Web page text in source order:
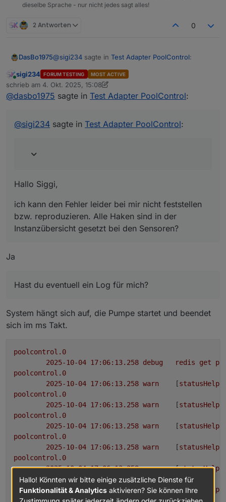
dieselbe Sprache - nur nicht jedes sagt alles!
2 Antworten 0
DasBo1975@sigi234 sagte in Test Adapter PoolControl:
@dasbo1975
Aussensensor wird nicht erkannt:
Hallo Siggi,
ich kann den Fehler leider bei mir nicht feststellen
bzw. reproduzieren. Alle Haken sind in der
Online
sigi234 FORUM TESTING MOST ACTIVE
schrieb am 4. Okt. 2025, 15:08
zuletzt editiert von sigi23410. Apr. 2025, 17:25
@dasbo1975 sagte in Test Adapter PoolControl:
@sigi234 sagte in Test Adapter PoolControl:
Hallo Siggi,
ich kann den Fehler leider bei mir nicht feststellen
bzw. reproduzieren. Alle Haken sind in der
Instanzübersicht gesetzt bei den Sensoren?
Ja
Hast du eventuell ein Log für mich?
System hängt sich auf, die Pumpe startet und beendet
sich im ms Takt.
poolcontrol.0
debug redis get
poolcontrol.0
warn
	[
poolcontrol.0
warn
	[
poolcontrol.0
warn
	[
poolcontrol.0
warn
	[
poolcontrol.0
2025-10-04 17:06:13.258 warn
	[
poolcontrol.0
2025-10-04 17:06:13.258 warn
	[
poolcontrol.0
Hallo! Könnten wir bitte einige zusätzliche Dienste für
Funktionalität & Analytics aktivieren? Sie können Ihre